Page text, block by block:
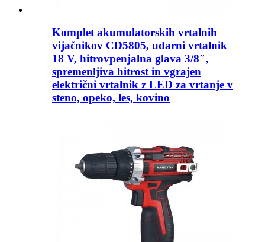
Komplet akumulatorskih vrtalnih
vijačnikov CD5805, udarni vrtalnik
18 V, hitrovpenjalna glava 3/8″,
spremenljiva hitrost in vgrajen
električni vrtalnik z LED za vrtanje v
steno, opeko, les, kovino